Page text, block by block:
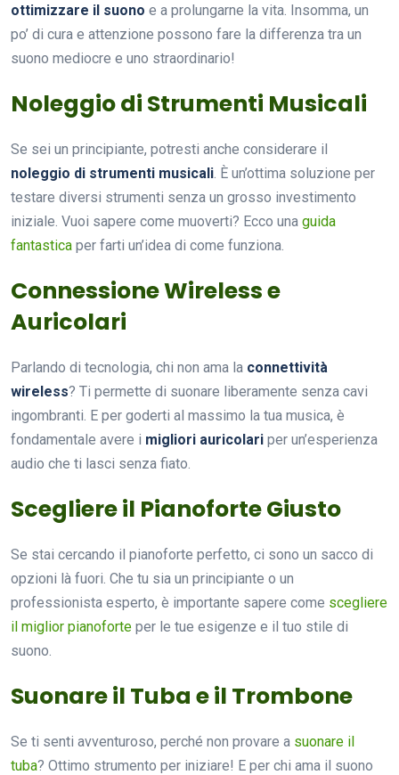
ottimizzare il suono e a prolungarne la vita. Insomma, un
po’ di cura e attenzione possono fare la differenza tra un
suono mediocre e uno straordinario!
Noleggio di Strumenti Musicali
Se sei un principiante, potresti anche considerare il
noleggio di strumenti musicali. È un’ottima soluzione per
testare diversi strumenti senza un grosso investimento
iniziale. Vuoi sapere come muoverti? Ecco una guida
fantastica per farti un’idea di come funziona.
Connessione Wireless e
Auricolari
Parlando di tecnologia, chi non ama la connettività
wireless? Ti permette di suonare liberamente senza cavi
ingombranti. E per goderti al massimo la tua musica, è
fondamentale avere i migliori auricolari per un’esperienza
audio che ti lasci senza fiato.
Scegliere il Pianoforte Giusto
Se stai cercando il pianoforte perfetto, ci sono un sacco di
opzioni là fuori. Che tu sia un principiante o un
professionista esperto, è importante sapere come scegliere
il miglior pianoforte per le tue esigenze e il tuo stile di
suono.
Suonare il Tuba e il Trombone
Se ti senti avventuroso, perché non provare a suonare il
tuba? Ottimo strumento per iniziare! E per chi ama il suono